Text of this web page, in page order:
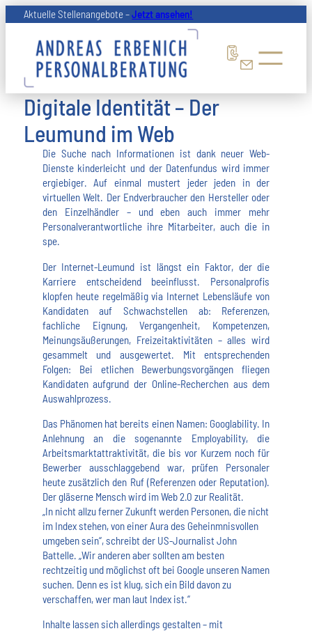
Inhalt
springen
Aktuelle Stellenangebote –Jetzt ansehen!
Digitale Identität – Der
Leumund im Web
Die Suche nach Informationen ist dank neuer Web-
Dienste kinderleicht und der Datenfundus wird immer
ergiebiger. Auf einmal mustert jeder jeden in der
virtuellen Welt. Der Endverbraucher den Hersteller oder
den Einzelhändler – und eben auch immer mehr
Personalverantwortliche ihre Mitarbeiter, auch die in
spe.
Der Internet-Leumund ist längst ein Faktor, der die
Karriere entscheidend beeinflusst. Personalprofis
klopfen heute regelmäßig via Internet Lebensläufe von
Kandidaten auf Schwachstellen ab: Referenzen,
fachliche Eignung, Vergangenheit, Kompetenzen,
Meinungsäußerungen, Freizeitaktivitäten – alles wird
gesammelt und ausgewertet. Mit entsprechenden
Folgen: Bei etlichen Bewerbungsvorgängen fliegen
Kandidaten aufgrund der Online-Recherchen aus dem
Auswahlprozess.
Das Phänomen hat bereits einen Namen: Googlability. In
Anlehnung an die sogenannte Employability, die
Arbeitsmarktattraktivität, die bis vor Kurzem noch für
Bewerber ausschlaggebend war, prüfen Personaler
heute zusätzlich den Ruf (Referenzen oder Reputation).
Der gläserne Mensch wird im Web 2.0 zur Realität.
„In nicht allzu ferner Zukunft werden Personen, die nicht
im Index stehen, von einer Aura des Geheinmnisvollen
umgeben sein“, schreibt der US-Journalist John
Battelle. „Wir anderen aber sollten am besten
rechtzeitig und möglichst oft bei Google unseren Namen
suchen. Denn es ist klug, sich ein Bild davon zu
verschaffen, wer man laut Index ist.“
Inhalte lassen sich allerdings gestalten – mit